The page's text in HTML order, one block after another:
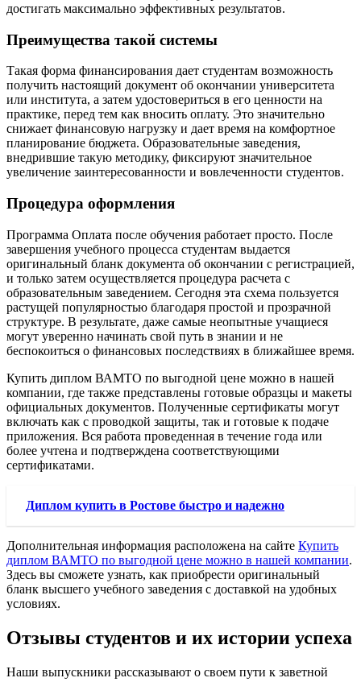
достигать максимально эффективных результатов.
Преимущества такой системы
Такая форма финансирования дает студентам возможность
получить настоящий документ об окончании университета
или института, а затем удостовериться в его ценности на
практике, перед тем как вносить оплату. Это значительно
снижает финансовую нагрузку и дает время на комфортное
планирование бюджета. Образовательные заведения,
внедрившие такую методику, фиксируют значительное
увеличение заинтересованности и вовлеченности студентов.
Процедура оформления
Программа Оплата после обучения работает просто. После
завершения учебного процесса студентам выдается
оригинальный бланк документа об окончании с регистрацией,
и только затем осуществляется процедура расчета с
образовательным заведением. Сегодня эта схема пользуется
растущей популярностью благодаря простой и прозрачной
структуре. В результате, даже самые неопытные учащиеся
могут уверенно начинать свой путь в знании и не
беспокоиться о финансовых последствиях в ближайшее время.
Купить диплом ВАМТО по выгодной цене можно в нашей
компании, где также представлены готовые образцы и макеты
официальных документов. Полученные сертификаты могут
включать как с проводкой защиты, так и готовые к подаче
приложения. Вся работа проведенная в течение года или
более учтена и подтверждена соответствующими
сертификатами.
Диплом купить в Ростове быстро и надежно
Дополнительная информация расположена на сайте Купить
диплом ВАМТО по выгодной цене можно в нашей компании.
Здесь вы сможете узнать, как приобрести оригинальный
бланк высшего учебного заведения с доставкой на удобных
условиях.
Отзывы студентов и их истории успеха
Наши выпускники рассказывают о своем пути к заветной